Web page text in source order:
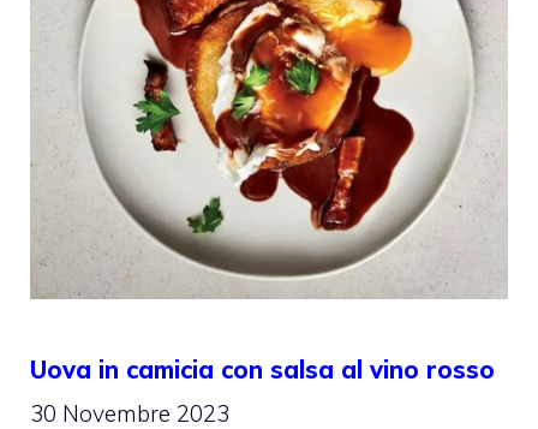
Uova in camicia con salsa al vino rosso
30 Novembre 2023